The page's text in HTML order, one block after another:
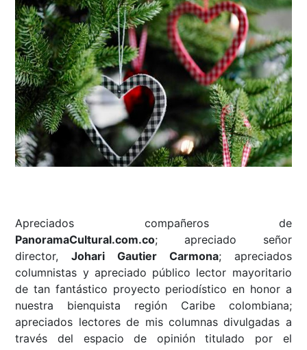
Apreciados compañeros de
PanoramaCultural.com.co; apreciado señor
director,Johari Gautier Carmona; apreciados
columnistas y apreciado público lector mayoritario
de tan fantástico proyecto periodístico en honor a
nuestra bienquista región Caribe colombiana;
apreciados lectores de mis columnas divulgadas a
través del espacio de opinión titulado por el